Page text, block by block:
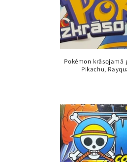
Pokémon krāsojamā
Pikachu,